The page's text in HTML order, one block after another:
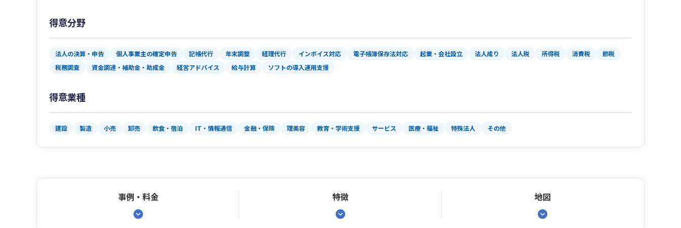
得意分野
法人の決算・申告 個人事業主の確定申告 記帳代行 年末調整 経理代行 インボイス対応 電子帳簿保存法対応 起業・会社設立 法人成り 法人税 所得税 消費税
節税
税務調査
資金調達・補助金・助成金 経営アドバイス 給与計算 ソフトの導入運用支援
得意業種
建設 製造 小売 卸売 飲食・宿泊 IT・情報通信 金融・保険 理美容 教育・学術支援 サービス 医療・福祉 特殊法人 その他
事例・料金 特徴 地図